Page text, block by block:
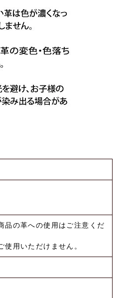
品の革への使用はご注意くだ
用いただけません。